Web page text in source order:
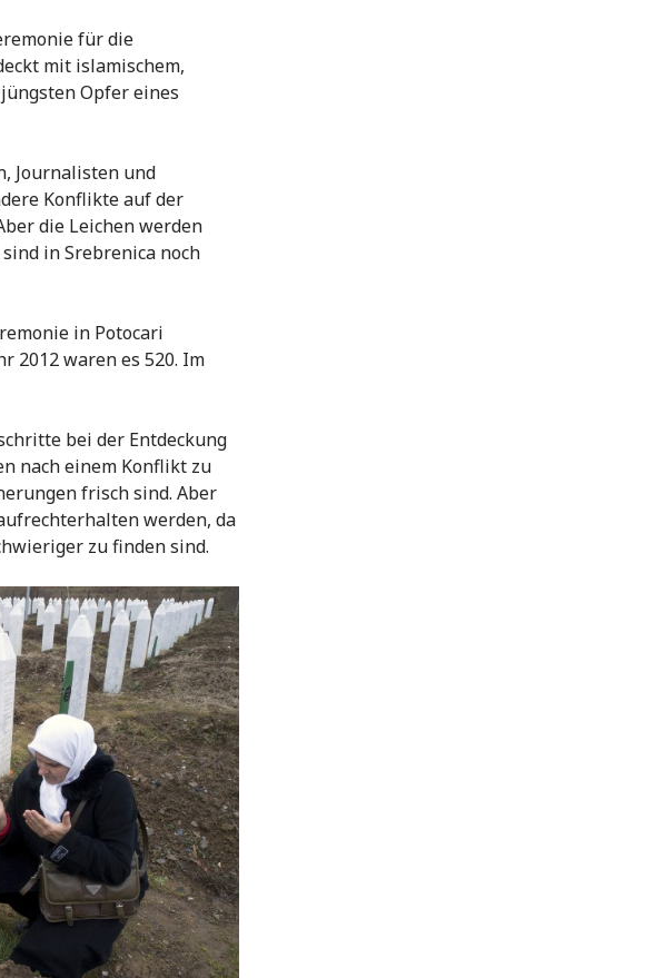
für die
mit islamischem,
Opfer eines
Journalisten und
Konflikte auf der
die Leichen werden
in Srebrenica noch
in Potocari
2012 waren es 520. Im
bei der Entdeckung
nach einem Konflikt zu
frisch sind. Aber
werden, da
zu finden sind.